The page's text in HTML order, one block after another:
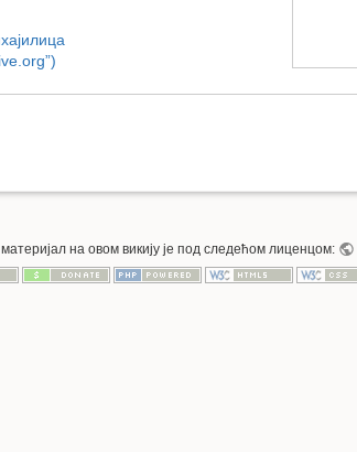
на овом викију је под следећом лиценцом: